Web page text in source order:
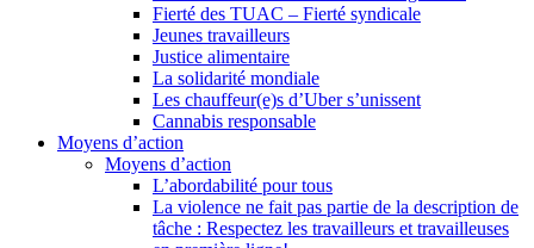
Fierté des TUAC – Fierté syndicale
Jeunes travailleurs
Justice alimentaire
La solidarité mondiale
Les chauffeur(e)s d’Uber s’unissent
Cannabis responsable
Moyens d’action
Moyens d’action
L’abordabilité pour tous
La violence ne fait pas partie de la description de
tâche : Respectez les travailleurs et travailleuses